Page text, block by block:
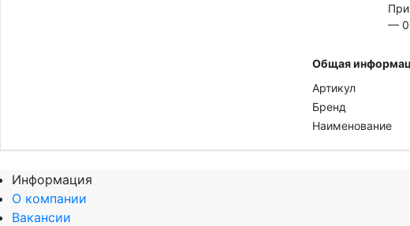
—
Общая
Артикул
Бренд
Наименование
Информация
О компании
Вакансии